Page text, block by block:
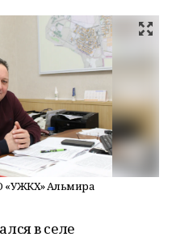
«УЖКХ» Альмира
в селе